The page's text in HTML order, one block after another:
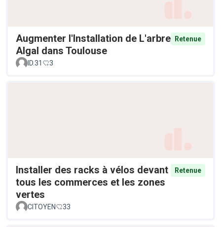
Augmenter l'Installation de L'arbre
Algal dans Toulouse
Retenue
ID.31 3
Installer des racks à vélos devant
tous les commerces et les zones
vertes
Retenue
CITOYEN 33